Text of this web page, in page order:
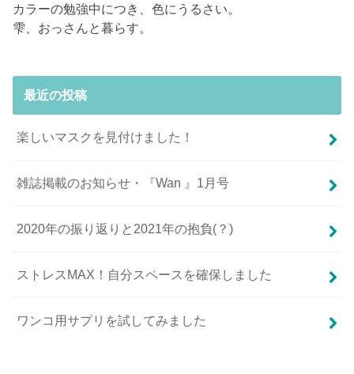
カラーの勉強中につき、色にうるさい。
雫、おっさんと暮らす。
最近の投稿
楽しいマスクを見付けました！
雑誌掲載のお知らせ・『Wan 』1月号
2020年の振り返りと2021年の抱負(？)
ストレスMAX！自分スペースを確保しました
ワンコ用サプリを試してみました